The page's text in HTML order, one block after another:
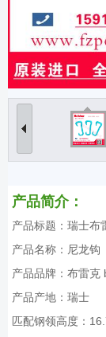
产品简介：
产品标题：瑞士布
产品名称：尼龙
产品品牌：布雷克
产品产地：瑞士
匹配钢领高度：